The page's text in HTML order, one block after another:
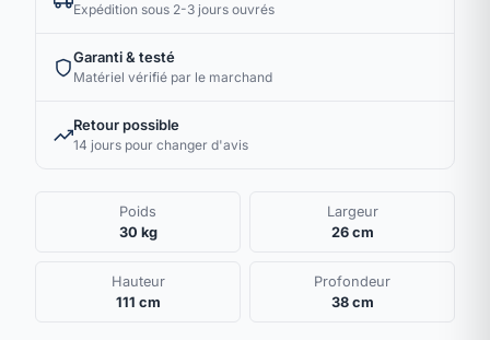
Expédition sous 2-3 jours ouvrés
Garanti & testé
Matériel vérifié par le marchand
Retour possible
14 jours pour changer d'avis
Poids
30 kg
Largeur
26 cm
Hauteur
111 cm
Profondeur
38 cm